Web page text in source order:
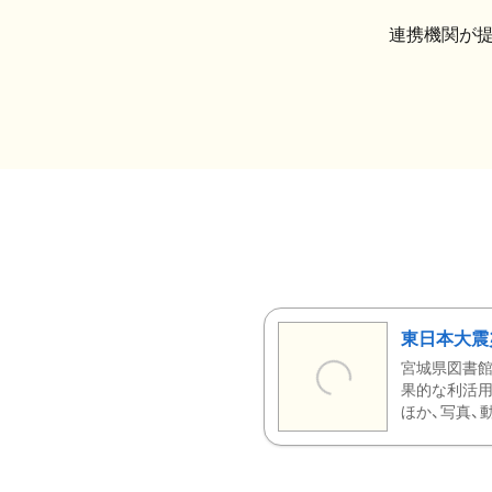
連携機関が
東日本大
宮城県図書
果的な利活
ほか、写真、